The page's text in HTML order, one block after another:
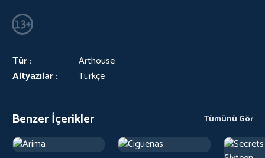
Tür :
Arthouse
Altyazılar :
Türkçe
Benzer İçerikler Tümünü Gör